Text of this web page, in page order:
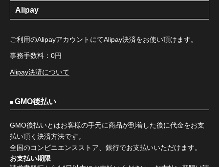
Alipay
ご利用のAlipayアカウントにてAlipay決済をお使い頂けます。
事務手数料：0円
Alipay決済について
GMO後払い
GMO後払いとはお客様の手元に商品が到着した後に代金をお支
払い頂く決済方法です。
全国のコンビニエンスストア、銀行でお支払いいただけます。
お支払い期限